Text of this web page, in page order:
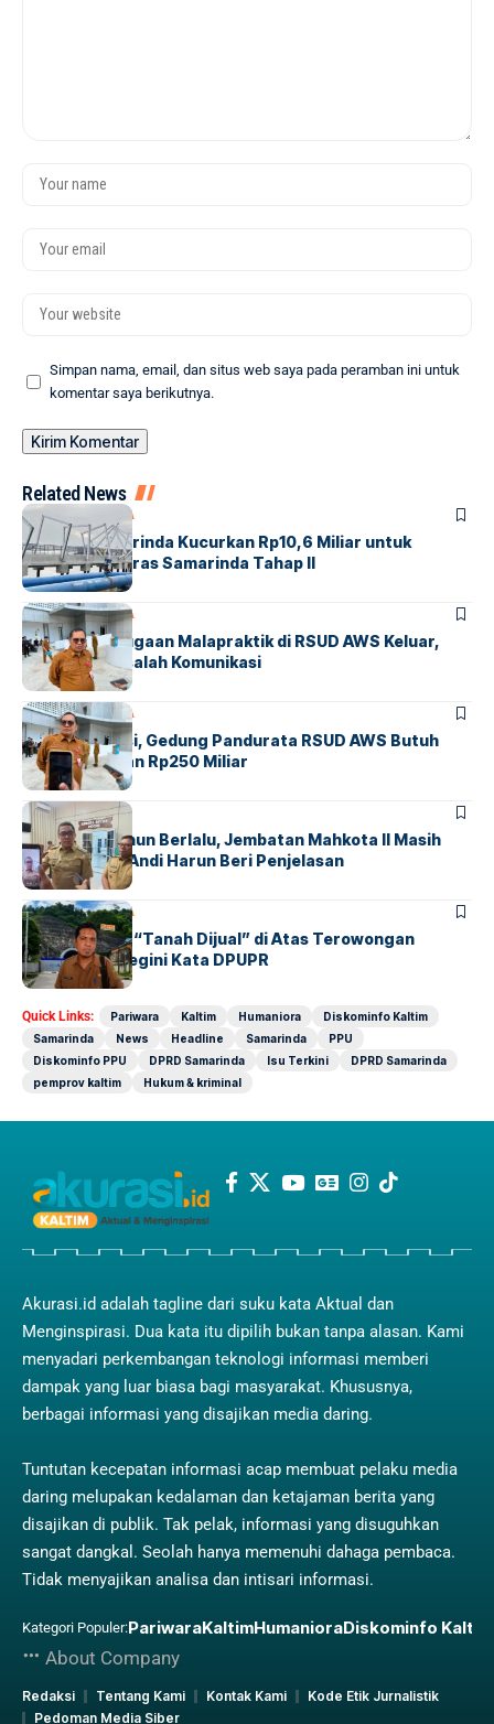
Simpan nama, email, dan situs web saya pada peramban ini untuk
komentar saya berikutnya.
Related News
KALTIM SAMARINDA
Pemkot Samarinda Kucurkan Rp10,6 Miliar untuk
Tuntaskan Teras Samarinda Tahap II
KALTIMSAMARINDA
Hasil Audit Dugaan Malapraktik di RSUD AWS Keluar,
Ternyata Masalah Komunikasi
KALTIMSAMARINDA
Belum Operasi, Gedung Pandurata RSUD AWS Butuh
Alat Kesehatan Rp250 Miliar
SAMARINDA
Setengah Tahun Berlalu, Jembatan Mahkota II Masih
Gelap Gulita, Andi Harun Beri Penjelasan
KALTIMSAMARINDA
Muncul Plang “Tanah Dijual” di Atas Terowongan
Samarinda, Begini Kata DPUPR
Quick Links: Pariwara Kaltim Humaniora
Diskominfo Kaltim
Samarinda
News Headline Samarinda
PPU
Diskominfo PPU
DPRD Samarinda Isu Terkini
DPRD Samarinda
pemprov kaltim
Hukum & kriminal
Akurasi.id adalah tagline dari suku kata Aktual dan
Menginspirasi. Dua kata itu dipilih bukan tanpa alasan. Kami
menyadari perkembangan teknologi informasi memberi
dampak yang luar biasa bagi masyarakat. Khususnya,
berbagai informasi yang disajikan media daring.
Tuntutan kecepatan informasi acap membuat pelaku media
daring melupakan kedalaman dan ketajaman berita yang
disajikan di publik. Tak pelak, informasi yang disuguhkan
sangat dangkal. Seolah hanya memenuhi dahaga pembaca.
Tidak menyajikan analisa dan intisari informasi.
Kategori Populer:PariwaraKaltimHumanioraDiskominfo Kaltim
About Company
Redaksi Tentang Kami Kontak Kami
Kode Etik Jurnalistik
Pedoman Media Siber